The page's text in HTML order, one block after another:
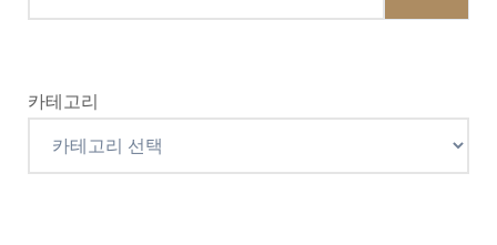
카테고리